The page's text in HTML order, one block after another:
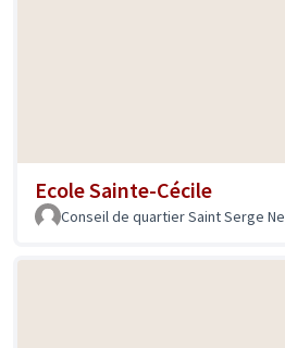
Ecole Sainte-Cécile
Conseil de quartier Saint Serge